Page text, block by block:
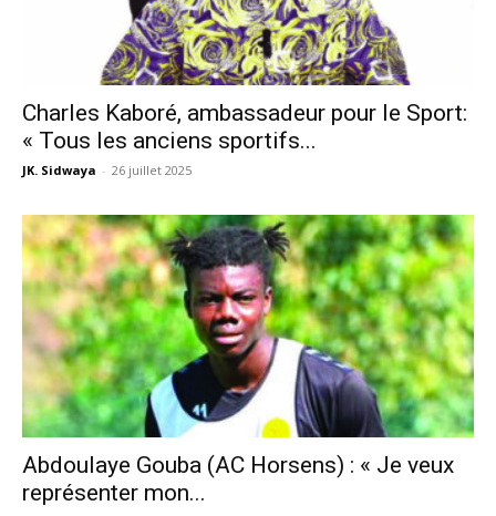
Charles Kaboré, ambassadeur pour le Sport:
« Tous les anciens sportifs...
JK. Sidwaya - 26 juillet 2025
Abdoulaye Gouba (AC Horsens) : « Je veux
représenter mon...